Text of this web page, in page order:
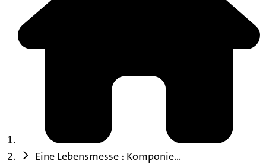
Eine Lebensmesse : Komponie...